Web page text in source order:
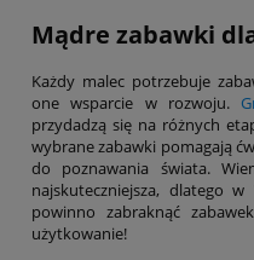
Mądre zabawki
Każdy malec potrzebuje
one wsparcie w rozwoju.
przydadzą się na różnych
wybrane zabawki pomagają
do poznawania świata.
najskuteczniejsza, dlatego
powinno zabraknąć
użytkowanie!